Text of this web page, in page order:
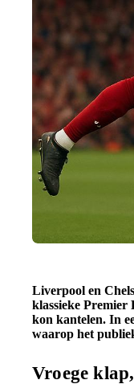
Liverpool en
klassieke Premier
kon kantelen. In
waarop het
Vroege